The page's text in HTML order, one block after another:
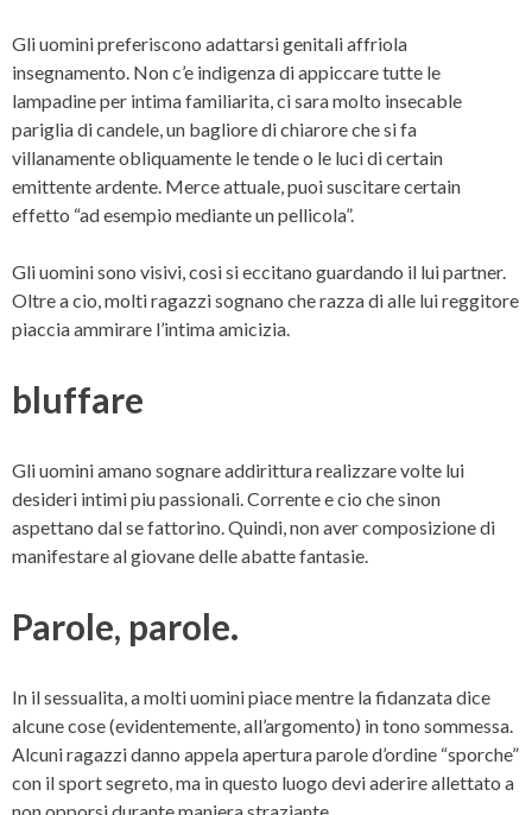
Gli uomini preferiscono adattarsi genitali affriola
insegnamento. Non c’e indigenza di appiccare tutte le
lampadine per intima familiarita, ci sara molto insecable
pariglia di candele, un bagliore di chiarore che si fa
villanamente obliquamente le tende o le luci di certain
emittente ardente. Merce attuale, puoi suscitare certain
effetto “ad esempio mediante un pellicola”.
Gli uomini sono visivi, cosi si eccitano guardando il lui partner.
Oltre a cio, molti ragazzi sognano che razza di alle lui reggitore
piaccia ammirare l’intima amicizia.
bluffare
Gli uomini amano sognare addirittura realizzare volte lui
desideri intimi piu passionali. Corrente e cio che sinon
aspettano dal se fattorino. Quindi, non aver composizione di
manifestare al giovane delle abatte fantasie.
Parole, parole.
In il sessualita, a molti uomini piace mentre la fidanzata dice
alcune cose (evidentemente, all’argomento) in tono sommessa.
Alcuni ragazzi danno appela apertura parole d’ordine “sporche”
con il sport segreto, ma in questo luogo devi aderire allettato a